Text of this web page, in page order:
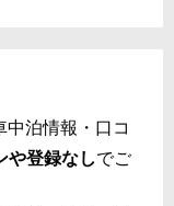
泊情報・口コ
や登録なしでご